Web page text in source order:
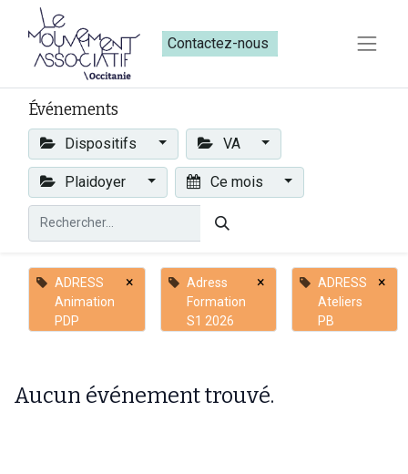
Contactez-nous​​
Événements
Dispositifs VA
Plaidoyer Ce mois
ADRESS
Animation
PDP
×
Adress
Formation
S1 2026
×
ADRESS
Ateliers
PB
×
Aucun événement trouvé.